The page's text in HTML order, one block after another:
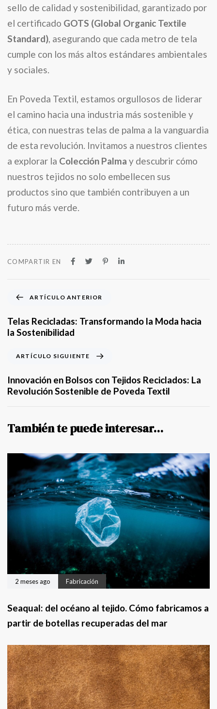
sello de calidad y sostenibilidad, garantizado por
el certificado GOTS (Global Organic Textile
Standard) , asegurando que cada metro de tela
cumple con los más altos estándares ambientales
y sociales.
En Poveda Textil, estamos orgullosos de liderar
el camino hacia una industria más sostenible y
ética, con nuestras telas de palma a la vanguardia
de esta revolución. Invitamos a nuestros clientes
a explorar la Colección Palma y descubrir cómo
nuestros tejidos no solo embellecen sus
productos sino que también contribuyen a un
futuro más verde.
COMPARTIR EN
t
í
c
A
n
r
ARTÍCULO ANTERIOR
Telas Recicladas: Transformando la Moda hacia
la Sostenibilidad
t
í
c
o
i
u
i
e
n
e
ARTÍCULO SIGUIENTE
Innovación en Bolsos con Tejidos Reciclados: La
Revolución Sostenible de Poveda Textil
También te puede interesar...
2 meses ago Fabricación
Seaqual: del océano al tejido. Cómo fabricamos a
partir de botellas recuperadas del mar